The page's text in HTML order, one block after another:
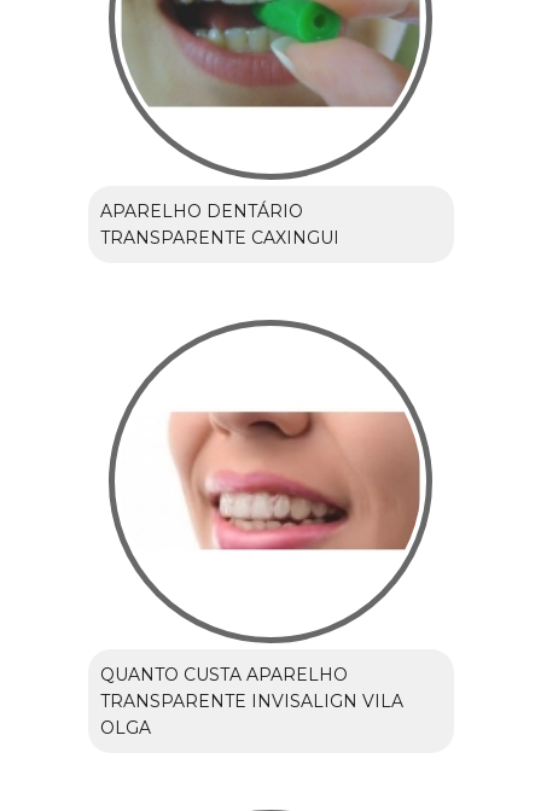
APARELHO DENTÁRIO
TRANSPARENTE CAXINGUI
QUANTO CUSTA APARELHO
TRANSPARENTE INVISALIGN VILA
OLGA